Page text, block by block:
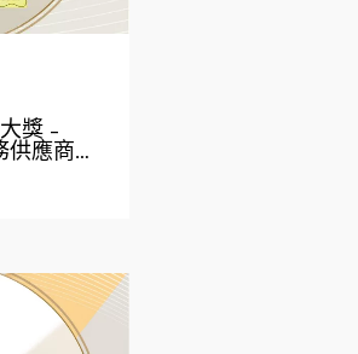
獎 –
供應商…